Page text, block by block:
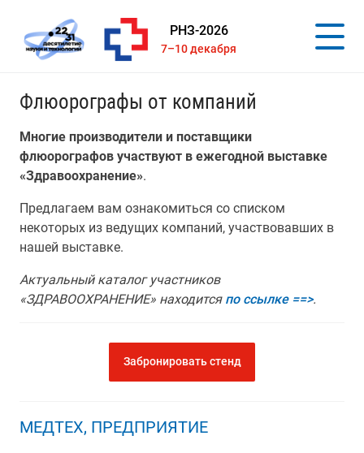
РНЗ-2026
7–10 декабря
Флюорографы от компаний
Многие производители и поставщики
флюорографов участвуют в ежегодной выставке
«Здравоохранение».
Предлагаем вам ознакомиться со списком
некоторых из ведущих компаний, участвовавших в
нашей выставке.
Актуальный каталог участников
«ЗДРАВООХРАНЕНИЕ» находится по ссылке ==>.
Забронировать стенд
МЕДТЕХ, ПРЕДПРИЯТИЕ